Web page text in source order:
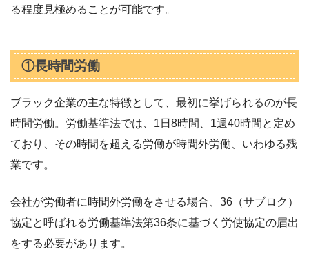
る程度見極めることが可能です。
①長時間労働
ブラック企業の主な特徴として、最初に挙げられるのが長
時間労働。労働基準法では、1日8時間、1週40時間と定め
ており、その時間を超える労働が時間外労働、いわゆる残
業です。
会社が労働者に時間外労働をさせる場合、36（サブロク）
協定と呼ばれる労働基準法第36条に基づく労使協定の届出
をする必要があります。